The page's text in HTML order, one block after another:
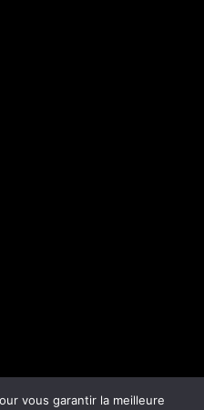
vous garantir la meilleure